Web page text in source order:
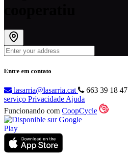
Entre em contato
lasarria@lasarria.cat 663 39 18 47
serviço Privacidade Ajuda
Funcionando com CoopCycle